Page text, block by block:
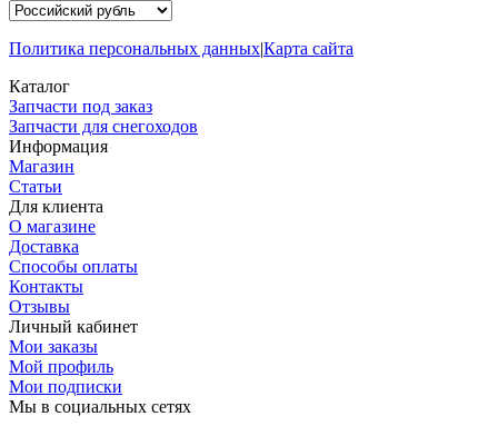
Политика персональных данных|Карта сайта
Каталог
Запчасти под заказ
Запчасти для снегоходов
Информация
Магазин
Статьи
Для клиента
О магазине
Доставка
Способы оплаты
Контакты
Отзывы
Личный кабинет
Мои заказы
Мой профиль
Мои подписки
Мы в социальных сетях